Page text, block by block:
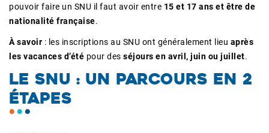
pouvoir faire un SNU il faut avoir entre 15 et 17 ans et être de
nationalité française.
À savoir : les inscriptions au SNU ont généralement lieu après
les vacances d’été pour des séjours en avril, juin ou juillet.
LE SNU : UN PARCOURS EN 2
ÉTAPES